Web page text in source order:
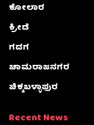
ಕೋಲಾರ
ಕ್ರೀಡೆ
ಗದಗ
ಚಾಮರಾಜನಗರ
ಚಿಕ್ಕಬಳ್ಳಾಫುರ
Recent News